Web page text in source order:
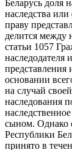
Беларусь доля
наследства
праву
делится между
статьи 1057
представления
основании
на случай
наследования
сыном. Однако
Республики
принято в